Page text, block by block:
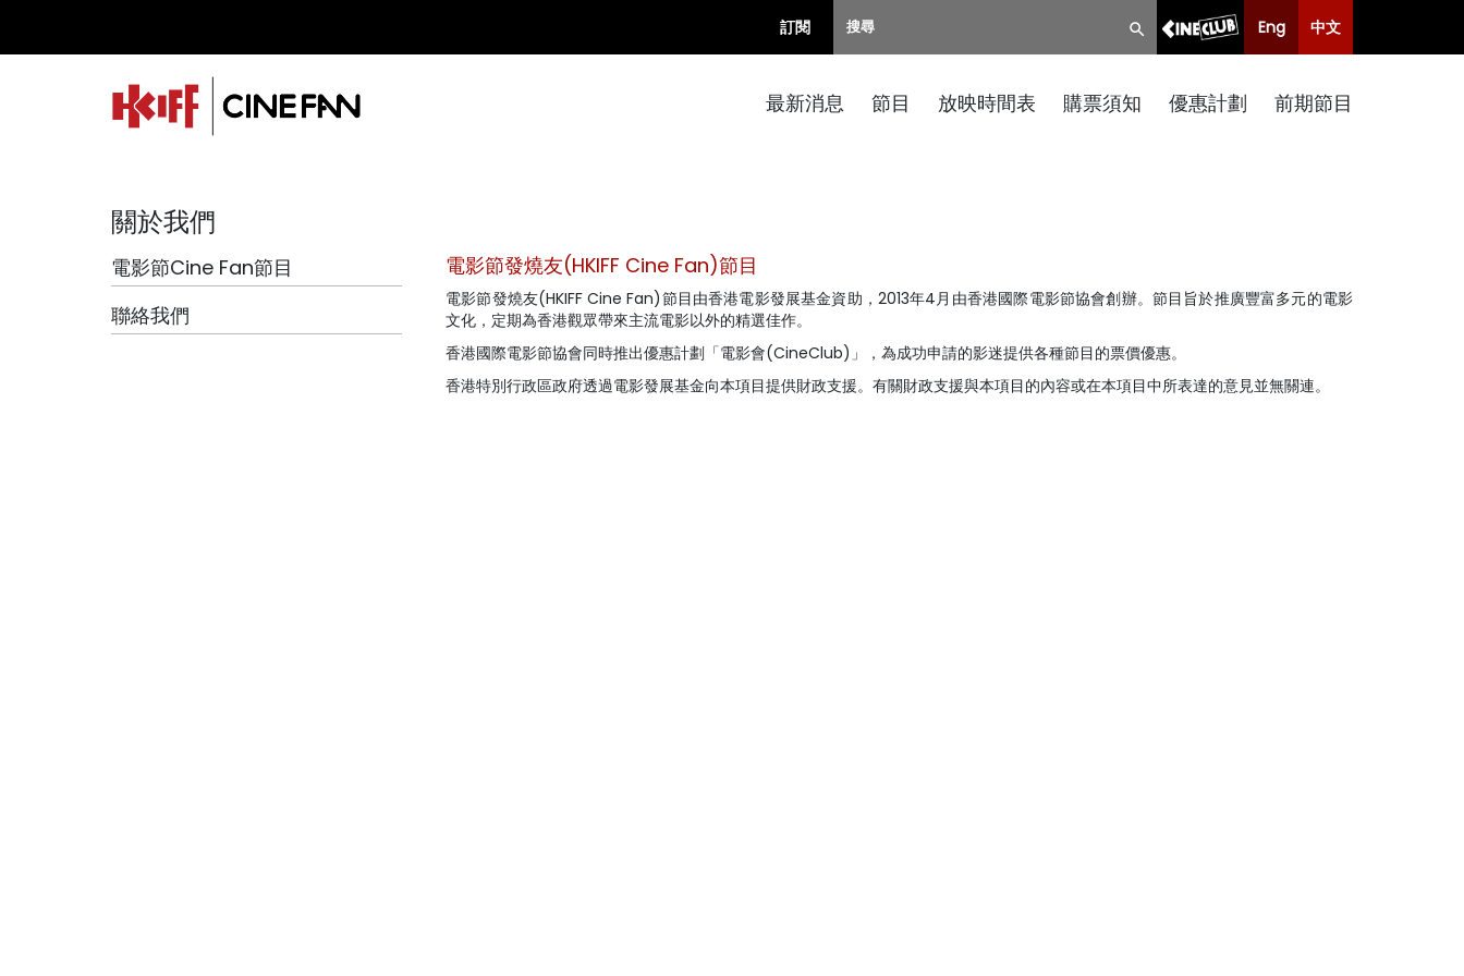
訂閱 Eng 中文
最新消息 節目 放映時間表 購票須知 優惠計劃 前期節目
關於我們
電影節Cine Fan節目
聯絡我們
電影節發燒友(HKIFF Cine Fan)節目
電影節發燒友(HKIFF Cine Fan)節目由香港電影發展基金資助，2013年4月由香港國際電影節協會創辦。節目旨於推廣豐富多元的電影
文化，定期為香港觀眾帶來主流電影以外的精選佳作。
香港國際電影節協會同時推出優惠計劃「電影會(CineClub)」，為成功申請的影迷提供各種節目的票價優惠。
香港特別行政區政府透過電影發展基金向本項目提供財政支援。有關財政支援與本項目的內容或在本項目中所表達的意見並無關連。